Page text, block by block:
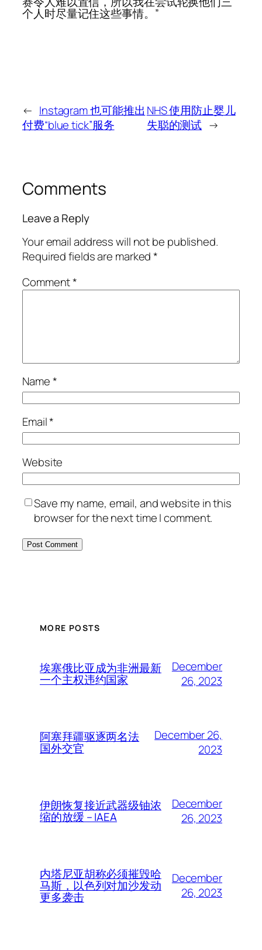
个人时尽量记住这些事情。”
← Instagram 也可能推出
付费“blue tick”服务
NHS 使用防止婴儿
失聪的测试 →
Comments
Leave a Reply
Your email address will not be published.
Required fields are marked*
Comment*
Name*
Email*
Website
Save my name, email, and website in this
browser for the next time I comment.
MORE POSTS
埃塞俄比亚成为非洲最新
一个主权违约国家
December
26, 2023
阿塞拜疆驱逐两名法
国外交官
December 26,
2023
伊朗恢复接近武器级铀浓
缩的放缓 – IAEA
December
26, 2023
内塔尼亚胡称必须摧毁哈
马斯，以色列对加沙发动
更多袭击
December
26, 2023